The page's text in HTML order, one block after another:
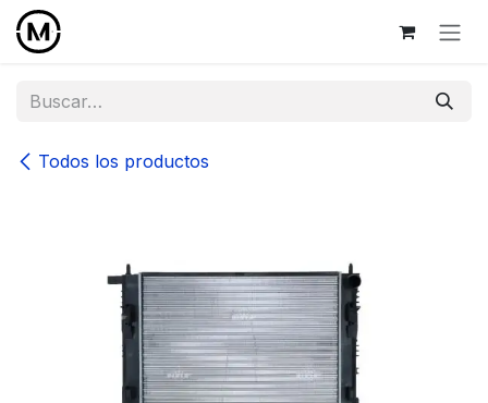
Ir al contenido
Todos los productos